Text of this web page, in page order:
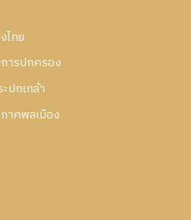
ไทย
ารปกครอง
ปกเกล้า
าคพลเมือง